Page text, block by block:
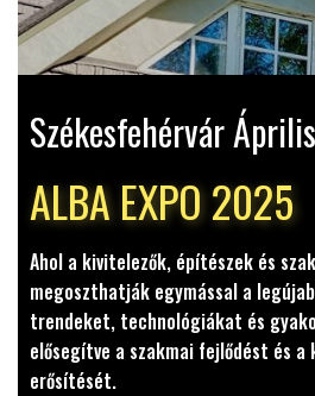
Székesfehérvár
ALBA EXPO 2025
Ahol a kivitelezők, építészek és
megoszthatják egymással a
trendeket, technológiákat és
elősegítve a szakmai fejlődést és
erősítését.